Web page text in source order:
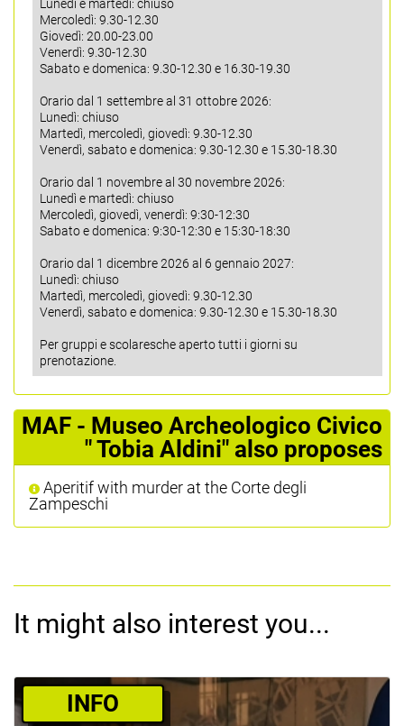
Lunedì e martedì: chiuso
Mercoledì: 9.30-12.30
Giovedì: 20.00-23.00
Venerdì: 9.30-12.30
Sabato e domenica: 9.30-12.30 e 16.30-19.30
Orario dal 1 settembre al 31 ottobre 2026:
Lunedì: chiuso
Martedì, mercoledì, giovedì: 9.30-12.30
Venerdì, sabato e domenica: 9.30-12.30 e 15.30-18.30
Orario dal 1 novembre al 30 novembre 2026:
Lunedì e martedì: chiuso
Mercoledì, giovedì, venerdì: 9:30-12:30
Sabato e domenica: 9:30-12:30 e 15:30-18:30
Orario dal 1 dicembre 2026 al 6 gennaio 2027:
Lunedì: chiuso
Martedì, mercoledì, giovedì: 9.30-12.30
Venerdì, sabato e domenica: 9.30-12.30 e 15.30-18.30
Per gruppi e scolaresche aperto tutti i giorni su
prenotazione.
MAF - Museo Archeologico Civico
" Tobia Aldini" also proposes
Aperitif with murder at the Corte degli
Zampeschi
It might also interest you...
­INFO